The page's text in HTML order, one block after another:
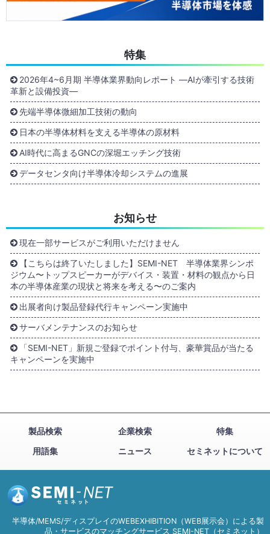
特集
2026年4~6月期 半導体業界動向レポート ―AIが牽引する技術
革新と設備投資―
先端半導体微細加工技術の動向
日本の半導体材料を支える半導体の原材料
AI時代に高まるGNCの深堀エッチング技術
データセンタ向け半導体冷却システムの進展
お知らせ
現在一部サービスがご利用いただけません
【こちらは終了いたしました】SEMI-NET 半導体業界シンポ
ジウム〜トップスピーカーがデバイス・装置・材料の観点から日
本の半導体産業の現状と将来を考える〜のご案内
出展者向け製品登録代行キャンペーン実施中
サーバメンテナンスのお知らせ
「SEMI-NET」新規ご登録でポイント付与、豪華賞品が当たる
キャンペーンを実施中
製品検索 企業検索
特集
用語集
ニュース セミネットについて
半導体/MEMS/ディスプレイのWEBEXHIBITION（WEB展示会）による製
品・サービスのマッチングサービス SEMI-NET（セミネット）